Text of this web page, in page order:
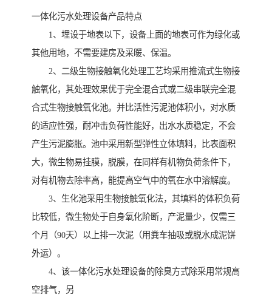
一体化污水处理设备产品特点
1、埋设于地表以下，设备上面的地表可作为绿化或
其他用地，不需要建房及采暖、保温。
2、二级生物接触氧化处理工艺均采用推流式生物接
触氧化，其处理效果优于完全混合式或二级串联完全混
合式生物接触氧化池。并比活性污泥池体积小，对水质
的适应性强，耐冲击负荷性能好，出水水质稳定，不会
产生污泥膨胀。池中采用新型弹性立体填料，比表面积
大，微生物易挂膜，脱膜，在同样有机物负荷条件下，
对有机物去除率高，能提高空气中的氧在水中溶解度。
3、生化池采用生物接触氧化法，其填料的体积负荷
比较低，微生物处于自身氧化阶断，产泥量少，仅需三
个月（90天）以上排一次泥（用粪车抽吸或脱水成泥饼
外运）。
4、该一体化污水处理设备的除臭方式除采用常规高
空排气，另